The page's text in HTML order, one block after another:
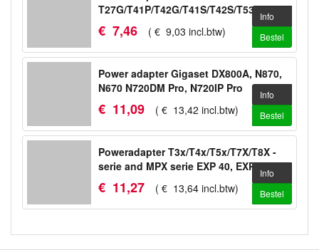
T27G/T41P/T42G/T41S/T42S/T53/T53W/WH64
€ 7,46 ( € 9,03 incl.btw)
Info
Bestel
Power adapter Gigaset DX800A, N870,
N670 N720DM Pro, N720IP Pro
€ 11,09 ( € 13,42 incl.btw)
Info
Bestel
Poweradapter T3x/T4x/T5x/T7X/T8X -
serie and MPX serie EXP 40, EXP 50
€ 11,27 ( € 13,64 incl.btw)
Info
Bestel